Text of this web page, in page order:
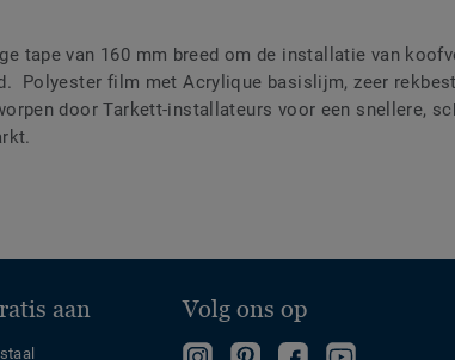
tape van 160 mm breed om de installatie van
Polyester film met Acrylique basislijm, zeer
door Tarkett-installateurs voor een snellere,
aan
Volg ons op